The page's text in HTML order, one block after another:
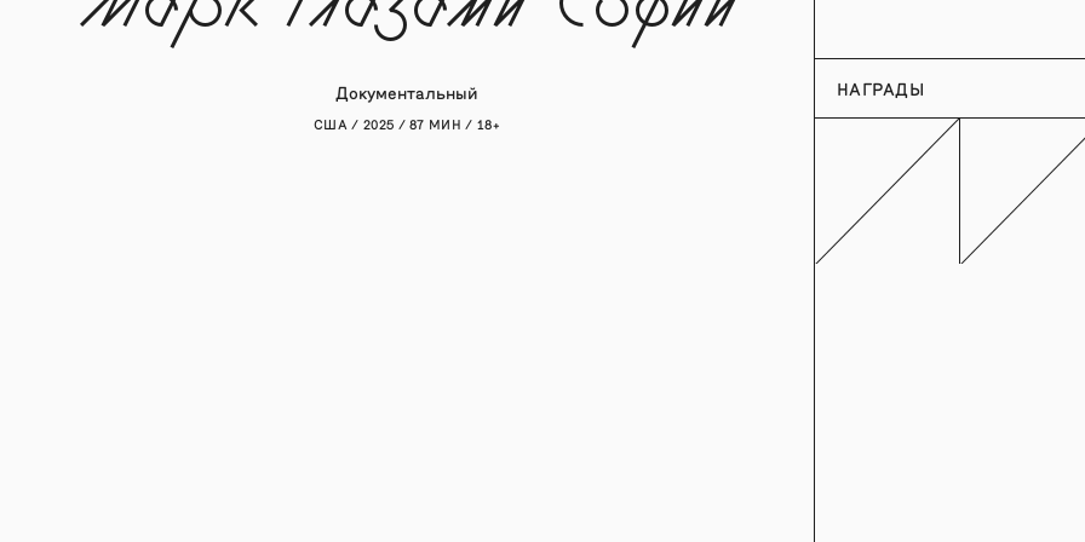
Документальный
США / 2025 / 87 МИН / 18+
НАГРАДЫ